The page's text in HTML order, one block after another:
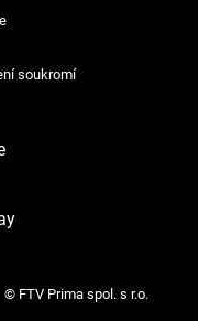
soukromí
© FTV Prima spol. s r.o.